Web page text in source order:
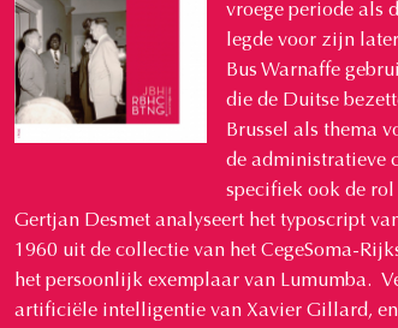
vroege periode als
legde voor zijn
Bus Warnaffe
die de Duitse
Brussel als thema
de administratieve
specifiek ook de
Gertjan Desmet analyseert het typoscript
1960 uit de collectie van het CegeSoma-
het persoonlijk exemplaar van Lumumba.
artificiële intelligentie van Xavier Gillard,